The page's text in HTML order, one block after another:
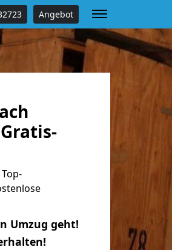
Angebot
Umzug geht!